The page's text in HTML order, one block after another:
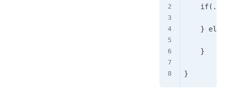
    } else{
    }